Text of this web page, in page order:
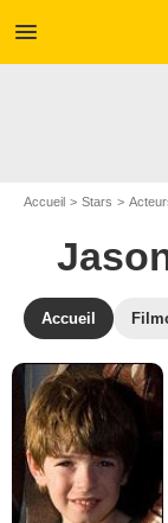
menu
Accueil Stars
Accueil